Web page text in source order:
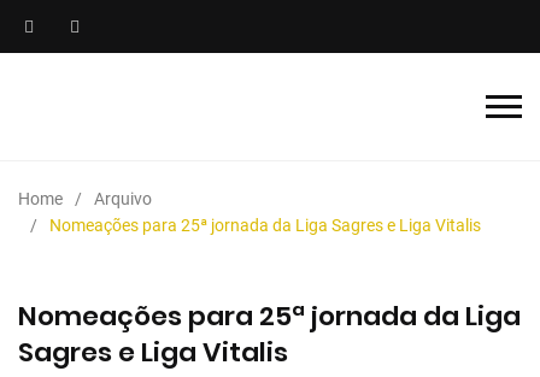
Home
Arquivo
Nomeações para 25ª jornada da Liga Sagres e Liga Vitalis
Nomeações para 25ª jornada da Liga
Sagres e Liga Vitalis